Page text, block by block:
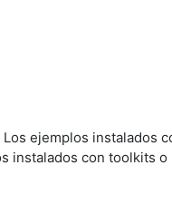
ejemplos instalados
instalados con toolkits o